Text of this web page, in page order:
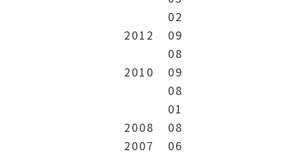
02
2012
09
08
2010
09
08
01
2008
08
2007
06